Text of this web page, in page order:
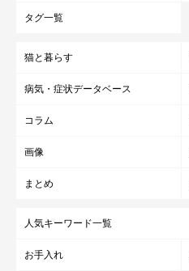
タグ一覧
猫と暮らす
病気・症状データベース
コラム
画像
まとめ
人気キーワード一覧
お手入れ